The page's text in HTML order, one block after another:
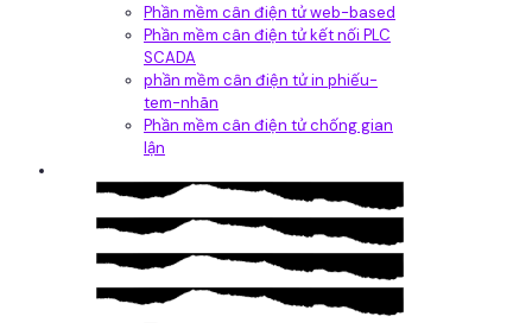
Phần mềm cân điện tử web-based
Phần mềm cân điện tử kết nối PLC
SCADA
phần mềm cân điện tử in phiếu-
tem-nhãn
Phần mềm cân điện tử chống gian
lận